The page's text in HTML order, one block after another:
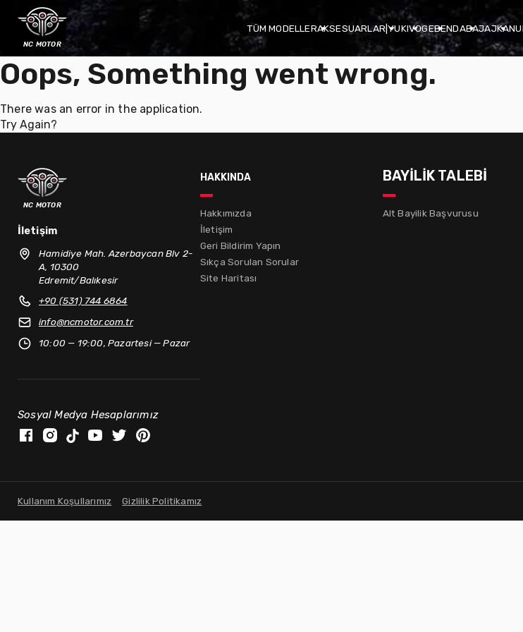
nc motor
TÜM MODELLERAKSESUARLAR|YUKIVOGEBENDABAJAJ
Oops, Something went wrong.
There was an error in the application.
Try Again?
nc motor
İletişim
Hamidiye Mah. Azerbaycan Blv 2-
A, 10300
Edremit/Balıkesir
+90 (531) 744 6864
info@ncmotor.com.tr
10:00 — 19:00, Pazartesi — Pazar
Sosyal Medya Hesaplarımız
hakkında
Hakkımızda
İletişim
Geri Bildirim Yapın
Sıkça Sorulan Sorular
Site Haritası
BAYİLİK TALEBİ
Alt Bayilik Başvurusu
Kullanım Koşullarımız Gizlilik Politikamız